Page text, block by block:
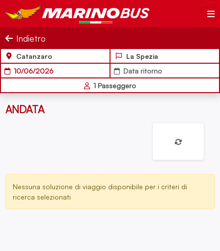
Salta al contenuto
MarinoBus
Indietro
Catanzaro
La Spezia
10/06/2026
Data ritorno
1 Passeggero
ANDATA
Nessuna soluzione di viaggio disponibile per i criteri di
ricerca selezionati